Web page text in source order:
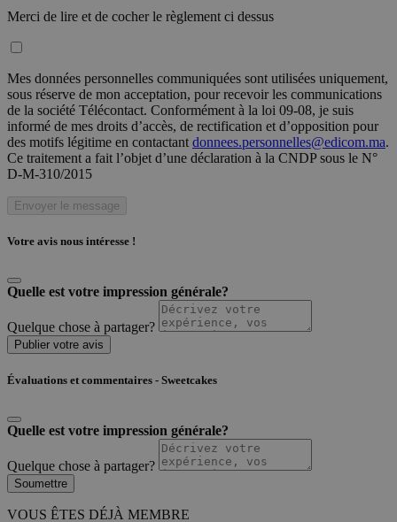
Merci de lire et de cocher le règlement ci dessus
Mes données personnelles communiquées sont utilisées uniquement,
sous réserve de mon acceptation, pour recevoir les communications
de la société Télécontact. Conformément à la loi 09-08, je suis
informé de mes droits d’accès, de rectification et d’opposition pour
des motifs légitime en contactant donnees.personnelles@edicom.ma.
Ce traitement a fait l’objet d’une déclaration à la CNDP sous le N°
D-M-310/2015
Envoyer le message
Votre avis nous intéresse !
Quelle est votre impression générale?
Quelque chose à partager?
Publier votre avis
Évaluations et commentaires - Sweetcakes
Quelle est votre impression générale?
Quelque chose à partager?
Soumettre
VOUS ÊTES DÉJÀ MEMBRE